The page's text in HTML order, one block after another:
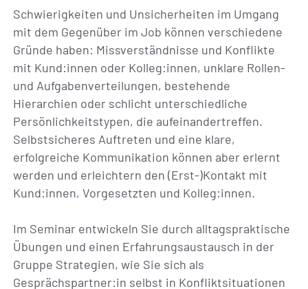
Schwierigkeiten und Unsicherheiten im Umgang
mit dem Gegenüber im Job können verschiedene
Gründe haben: Missverständnisse und Konflikte
mit Kund:innen oder Kolleg:innen, unklare Rollen-
und Aufgabenverteilungen, bestehende
Hierarchien oder schlicht unterschiedliche
Persönlichkeitstypen, die aufeinandertreffen.
Selbstsicheres Auftreten und eine klare,
erfolgreiche Kommunikation können aber erlernt
werden und erleichtern den (Erst-)Kontakt mit
Kund:innen, Vorgesetzten und Kolleg:innen.
Im Seminar entwickeln Sie durch alltagspraktische
Übungen und einen Erfahrungsaustausch in der
Gruppe Strategien, wie Sie sich als
Gesprächspartner:in selbst in Konfliktsituationen